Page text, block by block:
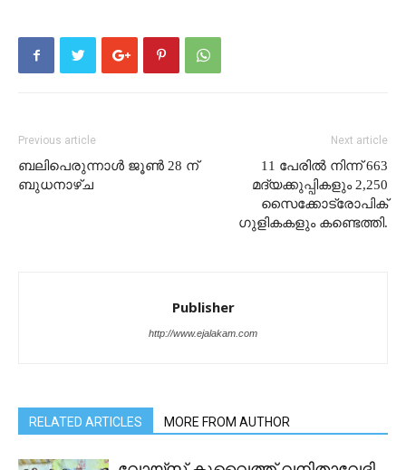
Previous article
ബലിപെരുന്നാൾ ജൂൺ 28 ന്
ബുധനാഴ്ച
Next article
11 പേരിൽ നിന്ന് 663
മദ്യക്കുപ്പികളും 2,250
സൈക്കോട്രോപിക്
ഗുളികകളും കണ്ടെത്തി.
Publisher
http://www.ejalakam.com
RELATED ARTICLES MORE FROM AUTHOR